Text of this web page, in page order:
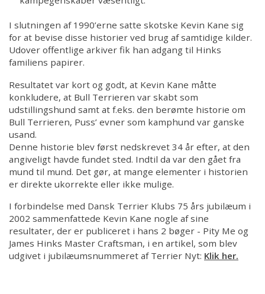
I slutningen af 1990’erne satte skotske Kevin Kane sig
for at bevise disse historier ved brug af samtidige kilder.
Udover offentlige arkiver fik han adgang til Hinks
familiens papirer.
Resultatet var kort og godt, at Kevin Kane måtte
konkludere, at Bull Terrieren var skabt som
udstillingshund samt at f.eks. den berømte historie om
Bull Terrieren, Puss’ evner som kamphund var ganske
usand.
Denne historie blev først nedskrevet 34 år efter, at den
angiveligt havde fundet sted. Indtil da var den gået fra
mund til mund. Det gør, at mange elementer i historien
er direkte ukorrekte eller ikke mulige.
I forbindelse med Dansk Terrier Klubs 75 års jubilæum i
2002 sammenfattede Kevin Kane nogle af sine
resultater, der er publiceret i hans 2 bøger - Pity Me og
James Hinks Master Craftsman, i en artikel, som blev
udgivet i jubilæumsnummeret af Terrier Nyt: Klik her.